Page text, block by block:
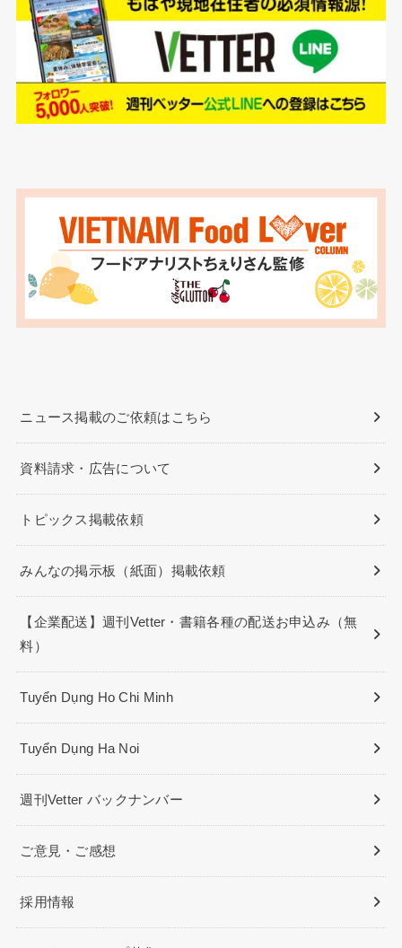
ニュース掲載のご依頼はこちら
資料請求・広告について
トピックス掲載依頼
みんなの掲示板（紙面）掲載依頼
【企業配送】週刊Vetter・書籍各種の配送お申込み（無
料）
Tuyển Dụng Ho Chi Minh
Tuyển Dụng Ha Noi
週刊Vetter バックナンバー
ご意見・ご感想
採用情報